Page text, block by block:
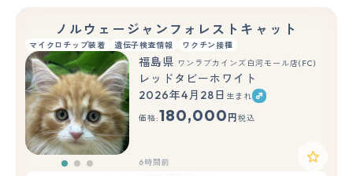
ノルウェージャンフォレストキャット
マイクロチップ装着 遺伝子検査情報 ワクチン接種
もっと見る
福島県 ワンラブカインズ白河モール店(FC)
レッドタビーホワイト
2026年4月28日 生まれ
価格:180,000 円 税込
6時間前